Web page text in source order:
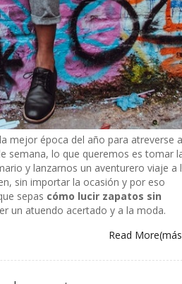
mejor época del año para atreverse a
semana, lo que queremos es tomar
y lanzarnos un aventurero viaje a
sin importar la ocasión y por eso
sepas cómo lucir zapatos sin
un atuendo acertado y a la moda.
Read More